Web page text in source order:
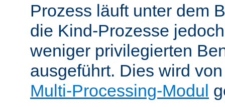
Prozess läuft unter dem
die Kind-Prozesse
weniger privilegierten
ausgeführt. Dies wird
Multi-Processing-Modul